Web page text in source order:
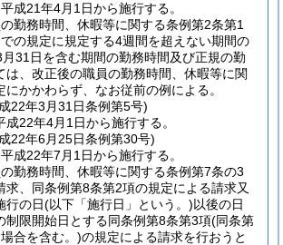
成21年4月1日から施行する。
勤務時間、休暇等に関する条例第2条第1
の規定に規定する4週間を超えない期間の
31日を含む期間の勤務時間及び正規の勤
は、改正後の職員の勤務時間、休暇等に関
にかかわらず、なお従前の例による。
22年3月31日条例第5号)
成22年4月1日から施行する。
22年6月25日条例第30号)
成22年7月1日から施行する。
勤務時間、休暇等に関する条例第7条の3
求、同条例第8条第2項の規定による請求又
行の日(以下「施行日」という。)以後の日
制限開始日とする同条例第8条第3項(同条第
合を含む。)の規定による請求を行おうと